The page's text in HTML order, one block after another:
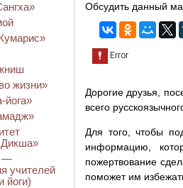
жизни»
йога»
Дикша»
―
учителей
йоги)
Обсудить данный
Дорогие друзья,
всего
Для того, чтобы
информацию,
пожертвование
поможет им